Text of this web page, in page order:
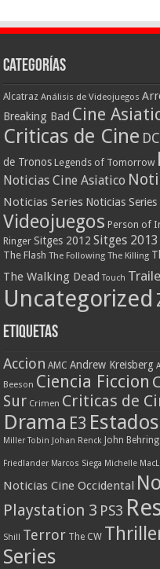
Categorías
Alcatraz Análisis de Videojuegos
Breaking Bad Cine
Criticas de Cine DC
de Tronos Legends of Tomorrow
Noticias Cine Asiatico
Noticias Series Noticias
Videojuegos Person of
Ringer Sitges 2012 Sitges 2013
The Flash The Following The Killing
The Walking Dead Touch
Uncategorized
Etiquetas
Accion AMC Andrew Kreisberg
Beeson Ciencia Ficcion
Sur Crimen Criticas de
Drama E3
Miller Tobin Johan Renck John Behring
Friedlander Marcos Siega Michelle
Noticias Cine Occidental
Playstation 3 PS3
Shill Terror The CW
Series